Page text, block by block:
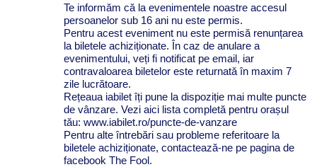
Te informăm că la evenimentele noastre accesul
persoanelor sub 16 ani nu este permis.
Pentru acest eveniment nu este permisă renunțarea
la biletele achiziționate. În caz de anulare a
evenimentului, veți fi notificat pe email, iar
contravaloarea biletelor este returnată în maxim 7
zile lucrătoare.
Rețeaua iabilet îți pune la dispoziție mai multe puncte
de vânzare. Vezi aici lista completă pentru orașul
tău: www.iabilet.ro/puncte-de-vanzare
Pentru alte întrebări sau probleme referitoare la
biletele achiziționate, contactează-ne pe pagina de
facebook The Fool.